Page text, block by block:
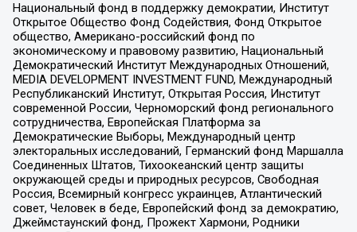
Национальный фонд в поддержку демократии, Институт
Открытое Общество Фонд Содействия, Фонд Открытое
общество, Американо-российский фонд по
экономическому и правовому развитию, Национальный
Демократический Институт Международных Отношений,
MEDIA DEVELOPMENT INVESTMENT FUND, Международный
Республиканский Институт, Открытая Россия, Институт
современной России, Черноморский фонд регионального
сотрудничества, Европейская Платформа за
Демократические Выборы, Международный центр
электоральных исследований, Германский фонд Маршалла
Соединенных Штатов, Тихоокеанский центр защиты
окружающей среды и природных ресурсов, Свободная
Россия, Всемирный конгресс украинцев, Атлантический
совет, Человек в беде, Европейский фонд за демократию,
Джеймстаунский фонд, Прожект Хармони, Родники